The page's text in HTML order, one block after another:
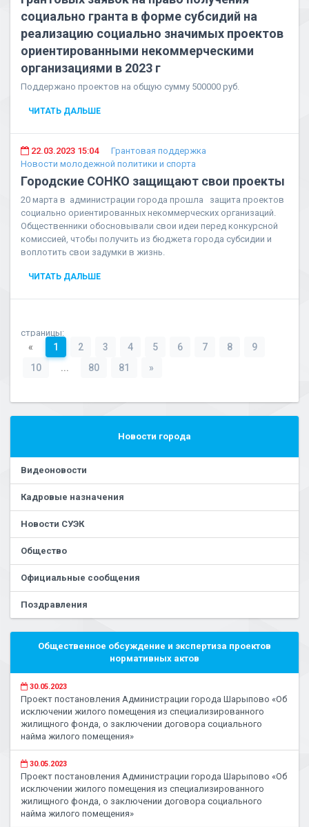
социально гранта в форме субсидий на
реализацию социально значимых проектов
ориентированными некоммерческими
организациями в 2023 г
Поддержано проектов на общую сумму 500000 руб.
ЧИТАТЬ ДАЛЬШЕ
22.03.2023 15:04
Грантовая поддержка
Новости молодежной политики и спорта
Городские СОНКО защищают свои проекты
20 марта в администрации города прошла защита проектов
социально ориентированных некоммерческих организаций.
Общественники обосновывали свои идеи перед конкурсной
комиссией, чтобы получить из бюджета города субсидии и
воплотить свои задумки в жизнь.
ЧИТАТЬ ДАЛЬШЕ
страницы:
« 1 2 3 4 5 6 7 8
9
10
... 80 81 »
Новости города
Видеоновости
Кадровые назначения
Новости СУЭК
Общество
Официальные сообщения
Поздравления
Общественное обсуждение и экспертиза проектов
нормативных актов
30.05.2023
Проект постановления Администрации города Шарыпово «Об
исключении жилого помещения из специализированного
жилищного фонда, о заключении договора социального
найма жилого помещения»
30.05.2023
Проект постановления Администрации города Шарыпово «Об
исключении жилого помещения из специализированного
жилищного фонда, о заключении договора социального
найма жилого помещения»